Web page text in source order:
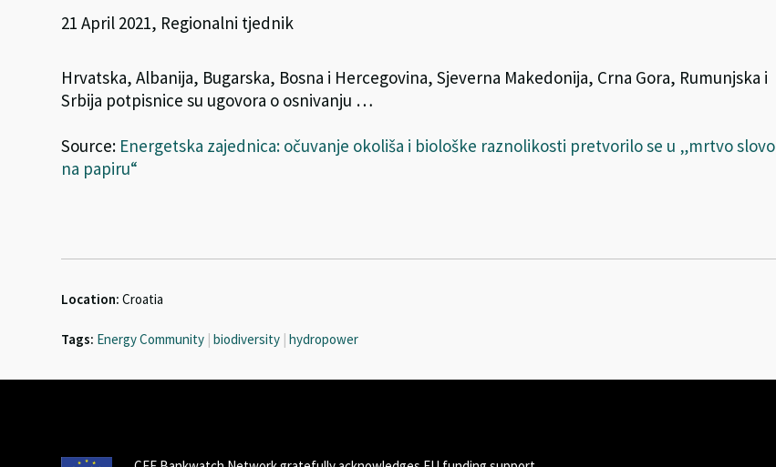
21 April 2021, Regionalni tjednik
Hrvatska, Albanija, Bugarska, Bosna i Hercegovina, Sjeverna Makedonija, Crna Gora, Rumunjska i
Srbija potpisnice su ugovora o osnivanju …
Source: Energetska zajednica: očuvanje okoliša i biološke raznolikosti pretvorilo se u „mrtvo slovo
na papiru“
Location: Croatia
Tags: Energy Community | biodiversity | hydropower